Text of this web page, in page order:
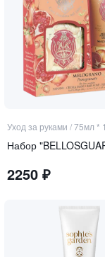
Уход за руками /75мл *
2250 ₽